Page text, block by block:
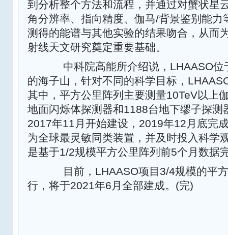
到分析整个方法和流程，并通过对蟹状星
角分辨率、指向精度、伽马/背景鉴别能力
测得的能谱与其他实验的结果吻合，从而
射线天文研究奠定重要基础。
中科院高能所介绍说，LHAASO位
的海子山，针对不同的科学目标，
其中，平方公里阵列主要测量10TeV以上
地面闪烁体探测器和1188台地下缪子探测
2017年11月开始建设，2019年12月底完
为全球最灵敏同类装置，并及时投入科学
是基于1/2规模平方公里阵列前5个月数据
目前，LHAASO项目3/4规模的平方
行，将于2021年6月全部建成。(完)